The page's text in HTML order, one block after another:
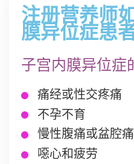
传
医
注册营养师
膜异位症患
子宫内膜异位症
痛经或性交疼痛
不孕不育
慢性腹痛或盆腔痛
噁心和疲劳